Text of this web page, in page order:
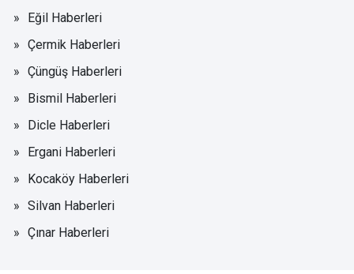
Eğil Haberleri
Çermik Haberleri
Çüngüş Haberleri
Bismil Haberleri
Dicle Haberleri
Ergani Haberleri
Kocaköy Haberleri
Silvan Haberleri
Çınar Haberleri